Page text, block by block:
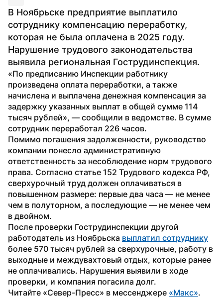
В Ноябрьске предприятие выплатило
сотруднику компенсацию переработку,
которая не была оплачена в 2025 году.
Нарушение трудового законодательства
выявила региональная Гострудинспекция.
«По предписанию Инспекции работнику
произведена оплата переработки, а также
начислена и выплачена денежная компенсация за
задержку указанных выплат в общей сумме 114
тысяч рублей», — сообщили в ведомстве. В сумме
сотрудник переработал 226 часов.
Помимо погашения задолженности, руководство
компании понесло административную
ответственность за несоблюдение норм трудового
права. Согласно статье 152 Трудового кодекса РФ,
сверхурочный труд должен оплачиваться в
повышенном размере: первые два часа — не менее
чем в полуторном, а последующие — не менее чем
в двойном.
После проверки Гострудинспекции другой
работодатель из Ноябрьска выплатил сотруднику
более 570 тысяч рублей за сверхурочные, работу в
выходные и междувахтовый отдых, которые ранее
не оплачивались. Нарушения выявили в ходе
проверки, и компания погасила долг.
Читайте «Север-Пресс» в мессенджере «Макс».